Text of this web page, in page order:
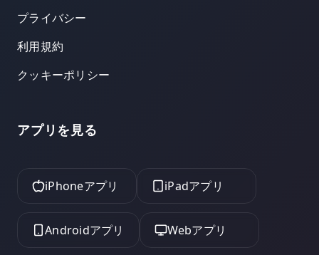
プライバシー
利用規約
クッキーポリシー
アプリを見る
iPhoneアプリ iPadアプリ
Androidアプリ Webアプリ